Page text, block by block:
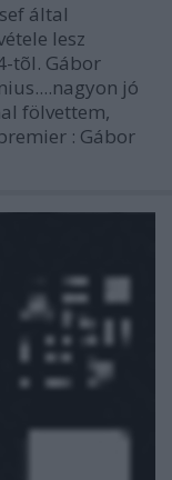
által
lesz
tõl. Gábor
jó
fölvettem,
: Gábor